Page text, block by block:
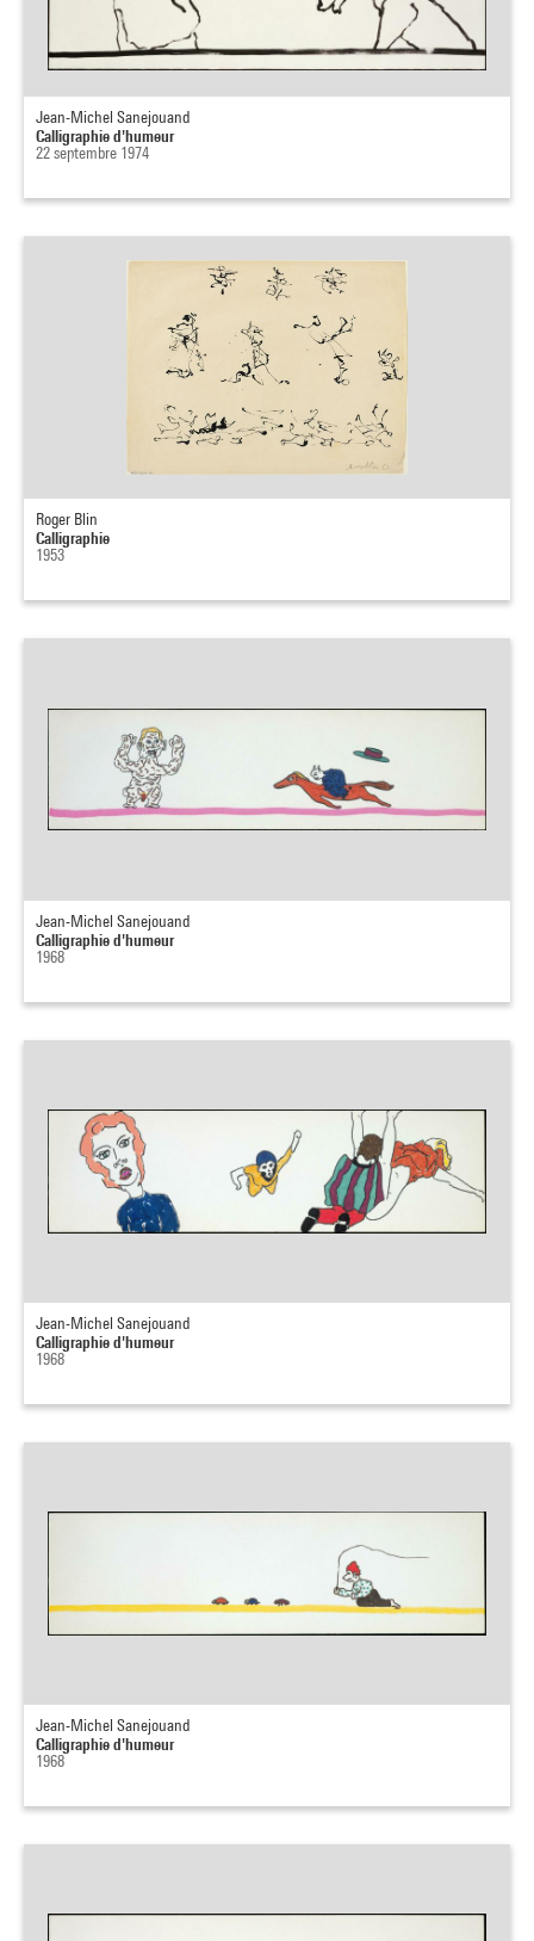
Jean-Michel Sanejouand
Calligraphie d'humeur
22 septembre 1974
Roger Blin
Calligraphie
1953
Jean-Michel Sanejouand
Calligraphie d'humeur
1968
Jean-Michel Sanejouand
Calligraphie d'humeur
1968
Jean-Michel Sanejouand
Calligraphie d'humeur
1968